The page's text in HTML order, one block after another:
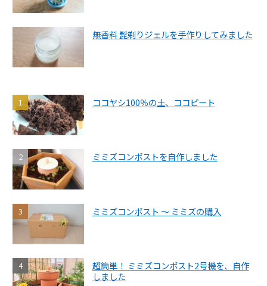
無香料 髭剃りジェルを手作りしてみました
ココヤシ100％の土、ココピート
ミミズコンポストを自作しました
ミミズコンポスト ～ ミミズの購入
超簡単！ ミミズコンポスト2号機を、自作
しました